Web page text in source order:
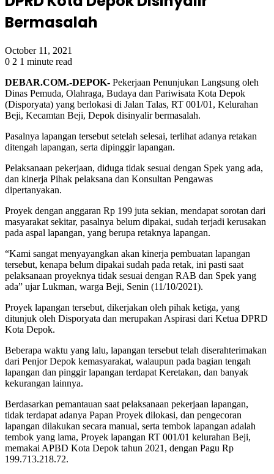
Bermasalah
October 11, 2021
0 2 1 minute read
DEBAR.COM.-DEPOK- Pekerjaan Penunjukan Langsung oleh
Dinas Pemuda, Olahraga, Budaya dan Pariwisata Kota Depok
(Disporyata) yang berlokasi di Jalan Talas, RT 001/01, Kelurahan
Beji, Kecamtan Beji, Depok disinyalir bermasalah.
Pasalnya lapangan tersebut setelah selesai, terlihat adanya retakan
ditengah lapangan, serta dipinggir lapangan.
Pelaksanaan pekerjaan, diduga tidak sesuai dengan Spek yang ada,
dan kinerja Pihak pelaksana dan Konsultan Pengawas
dipertanyakan.
Proyek dengan anggaran Rp 199 juta sekian, mendapat sorotan dari
masyarakat sekitar, pasalnya belum dipakai, sudah terjadi kerusakan
pada aspal lapangan, yang berupa retaknya lapangan.
“Kami sangat menyayangkan akan kinerja pembuatan lapangan
tersebut, kenapa belum dipakai sudah pada retak, ini pasti saat
pelaksanaan proyeknya tidak sesuai dengan RAB dan Spek yang
ada” ujar Lukman, warga Beji, Senin (11/10/2021).
Proyek lapangan tersebut, dikerjakan oleh pihak ketiga, yang
ditunjuk oleh Disporyata dan merupakan Aspirasi dari Ketua DPRD
Kota Depok.
Beberapa waktu yang lalu, lapangan tersebut telah diserahterimakan
dari Penjor Depok kemasyarakat, walaupun pada bagian tengah
lapangan dan pinggir lapangan terdapat Keretakan, dan banyak
kekurangan lainnya.
Berdasarkan pemantauan saat pelaksanaan pekerjaan lapangan,
tidak terdapat adanya Papan Proyek dilokasi, dan pengecoran
lapangan dilakukan secara manual, serta tembok lapangan adalah
tembok yang lama, Proyek lapangan RT 001/01 kelurahan Beji,
memakai APBD Kota Depok tahun 2021, dengan Pagu Rp
199.713.218.72.